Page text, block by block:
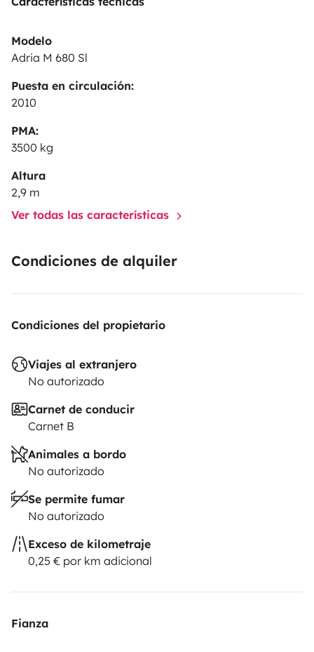
Modelo
Adria M 680 Sl
Puesta en circulación:
2010
PMA:
3500 kg
Altura
2,9 m
Ver todas las características
Condiciones de alquiler
Condiciones del propietario
Viajes al extranjero
No autorizado
Carnet de conducir
Carnet B
Animales a bordo
No autorizado
Se permite fumar
No autorizado
Exceso de kilometraje
0,25 € por km adicional
Fianza